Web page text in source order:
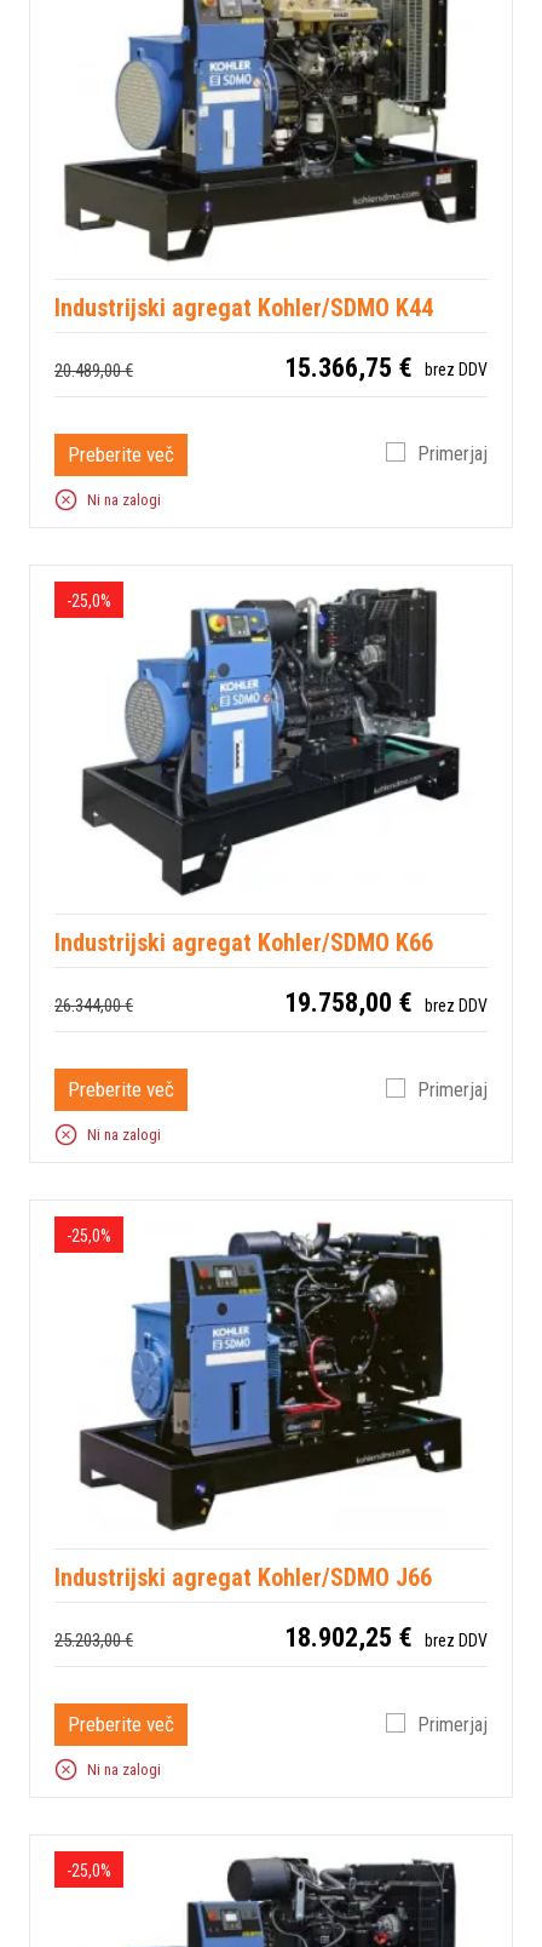
Industrijski agregat Kohler/SDMO K44
20.489,00 € 15.366,75 € brez DDV
Preberite več Primerjaj
Ni na zalogi
-25,0%
Industrijski agregat Kohler/SDMO K66
26.344,00 € 19.758,00 € brez DDV
Preberite več Primerjaj
Ni na zalogi
-25,0%
Industrijski agregat Kohler/SDMO J66
25.203,00 € 18.902,25 € brez DDV
Preberite več Primerjaj
Ni na zalogi
-25,0%